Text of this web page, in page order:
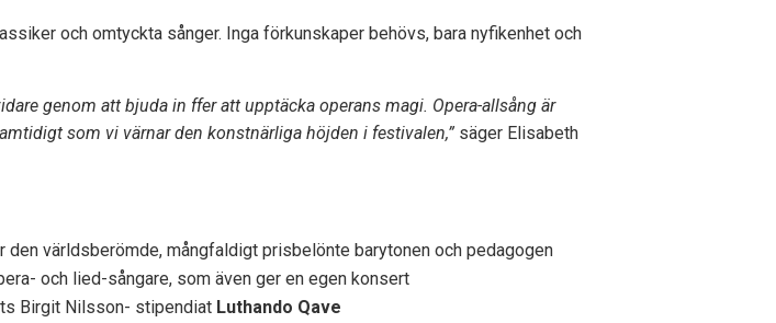
och omtyckta sånger. Inga förkunskaper behövs, bara nyfikenhet och
genom att bjuda in ffer att upptäcka operans magi. Opera-allsång är
som vi värnar den konstnärliga höjden i festivalen,” säger Elisabeth
världsberömde, mångfaldigt prisbelönte barytonen och pedagogen
och lied-sångare, som även ger en egen konsert
Birgit Nilsson- stipendiat Luthando Qave